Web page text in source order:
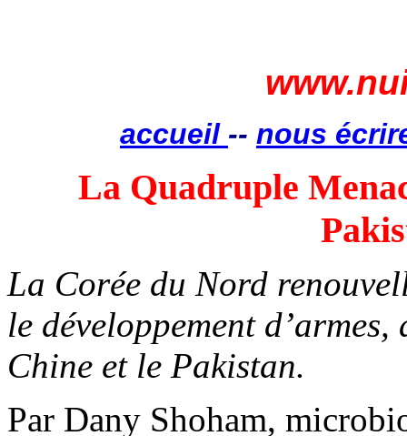
accueil -- nous
La Quadruple
La Corée du Nord
le développement
Chine et le Pakistan.
Par Dany Shoham,